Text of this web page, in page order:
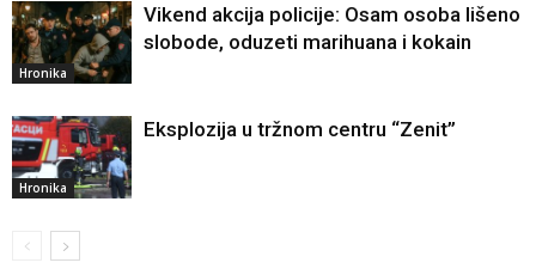
Hronika
Vikend akcija policije: Osam osoba lišeno
slobode, oduzeti marihuana i kokain
Hronika
Eksplozija u tržnom centru “Zenit”